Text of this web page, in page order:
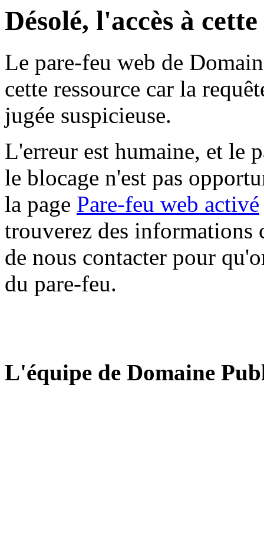
Désolé, l'accès à
Le pare-feu web de
cette ressource car la
jugée suspicieuse.
L'erreur est humaine, et le
le blocage n'est pas
la page Pare-feu web activé
trouverez des informations
de nous contacter pour
du pare-feu.
L'équipe de Domaine